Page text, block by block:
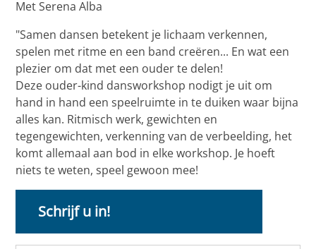
Met Serena Alba
"Samen dansen betekent je lichaam verkennen,
spelen met ritme en een band creëren... En wat een
plezier om dat met een ouder te delen!
Deze ouder-kind dansworkshop nodigt je uit om
hand in hand een speelruimte in te duiken waar bijna
alles kan. Ritmisch werk, gewichten en
tegengewichten, verkenning van de verbeelding, het
komt allemaal aan bod in elke workshop. Je hoeft
niets te weten, speel gewoon mee!
Schrijf u in!